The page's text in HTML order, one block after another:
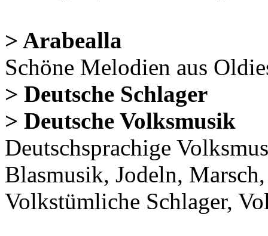
> Arabealla
Schöne Melodien aus
> Deutsche Schlager
> Deutsche Volksmusik
Deutschsprachige
Blasmusik, Jodeln,
Volkstümliche Schlager,